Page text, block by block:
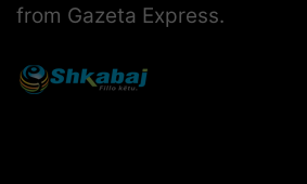
from Gazeta Express.